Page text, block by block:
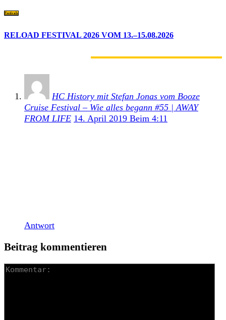
Festivals
RELOAD FESTIVAL 2026 VOM 13.–15.08.2026
HC History mit Stefan Jonas vom Booze
Cruise Festival – Wie alles begann #55 | AWAY
FROM LIFE 14. April 2019 Beim 4:11
Antwort
Beitrag kommentieren